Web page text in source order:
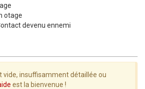
otage
devenu ennemi
vide, insuffisamment détaillée ou
est la bienvenue !